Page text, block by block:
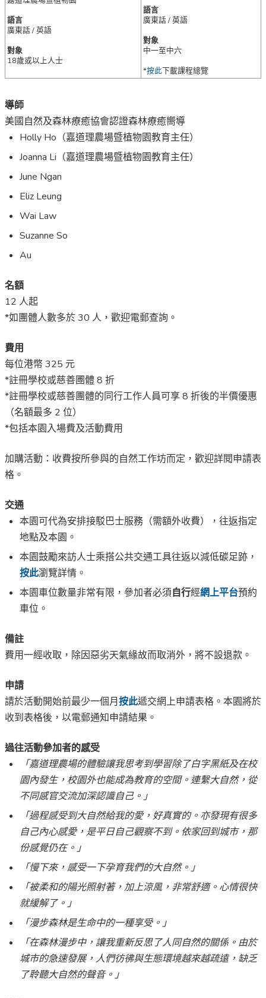
語言
廣東話 / 英語
對象
18歲或以上人士
語言
廣東話 / 英語
對象
中一至中六
*按此下載課程總覽
導師
美國自然及森林療癒協會認證森林療癒嚮導
Holly Ho（嘉道理農場暨植物園教育主任）
Joanna Li（嘉道理農場暨植物園教育主任）
June Ngan
Eliz Leung
Wai Law
Suzanne So
Au
名額
12 人起
*如團體人數多於 30 人，歡迎電郵查詢。
費用
每位港幣 325 元
*註冊學校或慈善圑體 8 折
*註冊學校或慈善團體的同行工作人員可享 8 折後的半價優惠
（名額最多 2 位）
*包括本園入場費及活動費用
加購活動：收費按所參與的自然工作坊而定，歡迎詳閱申請表
格。
交通
本園可代為安排接駁巴士服務（需額外收費），往返指定
地點及本園。
本園鼓勵來訪人士乘搭公共交通工具往返以減低碳足跡，
按此瀏覽詳情。
本園車位數量非常有限，參加者必須自行經網上平台預約
車位。
備註
費用一經收取，除因惡劣天氣緣故而取消外，將不設退款。
申請
請於活動開始前最少一個月按此遞交網上申請表格。本園將於
收到表格後，以電郵通知申請結果。
過往活動參加者的感受
「嘉道理農場的體驗讓我思考到學習除了白字黑紙及在校
園內發生，校園外也能成為教育的空間。連繫大自然，從
不同感官交流加深認識自己。」
「過程感受到大自然給我的愛，好真實的。亦發現有很多
自己內心感愛，是平日自己觀察不到。依家回到城市，那
份感覺仍在。」
「慢下來，感受一下孕育我們的大自然。」
「被柔和的陽光照射著，加上涼風，非常舒適。心情很快
就緩解了。」
「漫步森林是生命中的一種享受。」
「在森林漫步中，讓我重新反思了人同自然的關係。由於
城市的急速發展，人們彷彿與生態環境越來越疏遠，缺乏
了聆聽大自然的聲音。」